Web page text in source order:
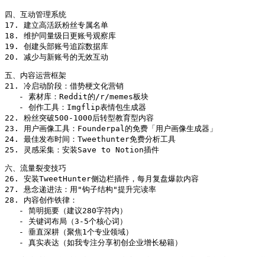
四、互动管理系统
17. 建立高活跃粉丝专属名单
18. 维护同量级日更账号观察库
19. 创建头部账号追踪数据库
20. 减少与新账号的无效互动
五、内容运营框架
21. 冷启动阶段：借势梗文化营销
   - 素材库：Reddit的/r/memes板块
   - 创作工具：Imgflip表情包生成器
22. 粉丝突破500-1000后转型教育型内容
23. 用户画像工具：Founderpal的免费「用户画像生成器」
24. 最佳发布时间：Tweethunter免费分析工具
25. 灵感采集：安装Save to Notion插件
六、流量裂变技巧
26. 安装TweetHunter侧边栏插件，每月复盘爆款内容
27. 悬念递进法：用"钩子结构"提升完读率
28. 内容创作铁律：
   - 简明扼要（建议280字符内）
   - 关键词布局（3-5个核心词）
   - 垂直深耕（聚焦1个专业领域）
   - 真实表达（如我专注分享初创企业增长秘籍）